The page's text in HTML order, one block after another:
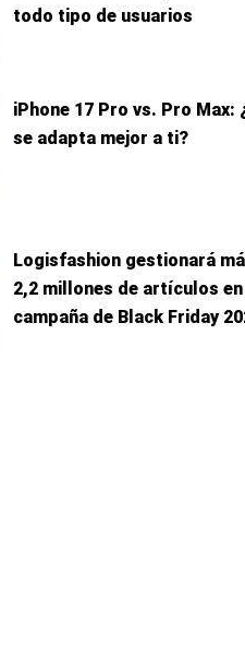
todo tipo de usuarios
iPhone 17 Pro vs. Pro Max:
se adapta mejor a ti?
Logisfashion gestionará
2,2 millones de artículos
campaña de Black Friday